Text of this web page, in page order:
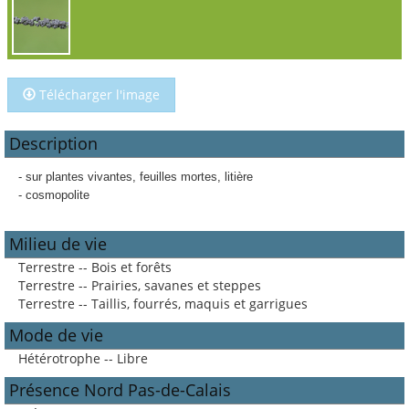
Télécharger l'image
Description
- sur plantes vivantes, feuilles mortes, litière
- cosmopolite
Milieu de vie
Terrestre -- Bois et forêts
Terrestre -- Prairies, savanes et steppes
Terrestre -- Taillis, fourrés, maquis et garrigues
Mode de vie
Hétérotrophe -- Libre
Présence Nord Pas-de-Calais